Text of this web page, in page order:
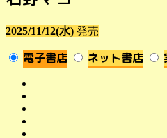
2025/11/12(水) 発売
電子書店 ネット書店